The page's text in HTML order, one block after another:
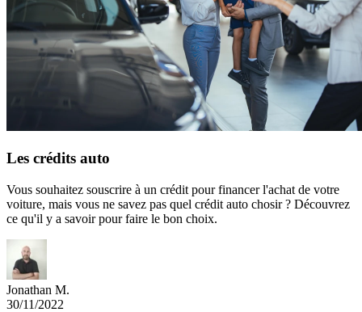
Les crédits auto
Vous souhaitez souscrire à un crédit pour financer l'achat de votre
voiture, mais vous ne savez pas quel crédit auto chosir ? Découvrez
ce qu'il y a savoir pour faire le bon choix.
Jonathan M.
30/11/2022